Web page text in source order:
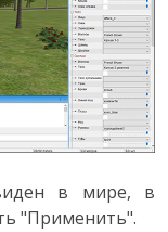
в мире, в
"Применить".